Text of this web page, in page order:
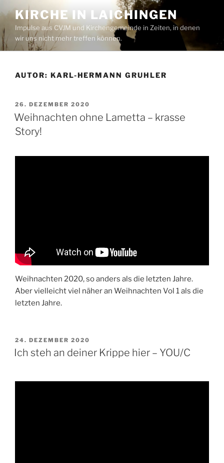
Inhalt
springen
KIRCHE IN LAICHINGEN
Impulse aus CVJM und Kirchengemeinde in Zeiten, in denen
wir uns nicht mehr treffen können.
AUTOR: KARL-HERMANN GRUHLER
VERÖFFENTLICHT
AM
26. DEZEMBER 2020
Weihnachten ohne Lametta – krasse
Story!
Weihnachten 2020, so anders als die letzten Jahre.
Aber vielleicht viel näher an Weihnachten Vol 1 als die
letzten Jahre.
VERÖFFENTLICHT
AM
24. DEZEMBER 2020
Ich steh an deiner Krippe hier – YOU/C